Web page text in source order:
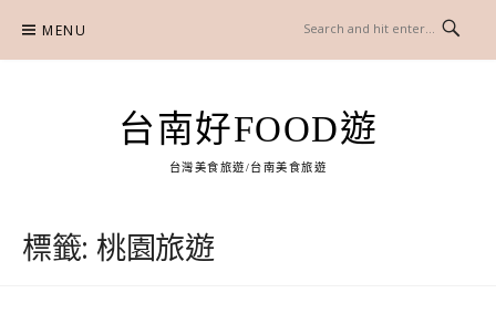
content
MENU
台南好FOOD遊
台灣美食旅遊/台南美食旅遊
標籤: 桃園旅遊